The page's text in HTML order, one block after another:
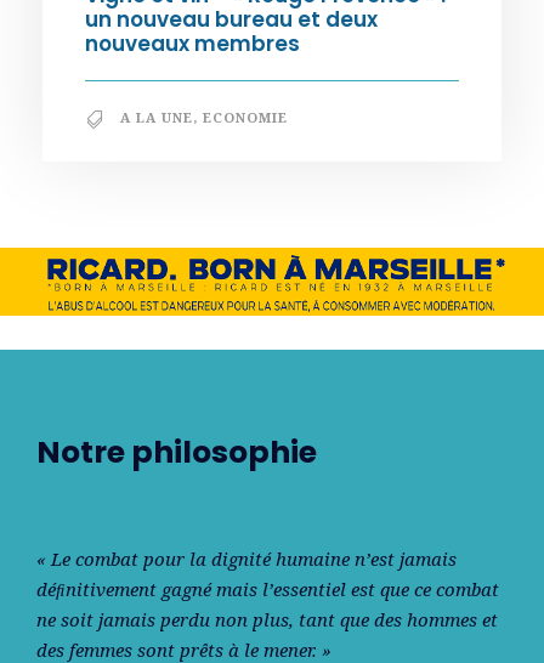
un nouveau bureau et deux
nouveaux membres
A LA UNE, ECONOMIE
Notre philosophie
« Le combat pour la dignité humaine n’est jamais
déﬁnitivement gagné mais l’essentiel est que ce combat
ne soit jamais perdu non plus, tant que des hommes et
des femmes sont prêts à le mener. »